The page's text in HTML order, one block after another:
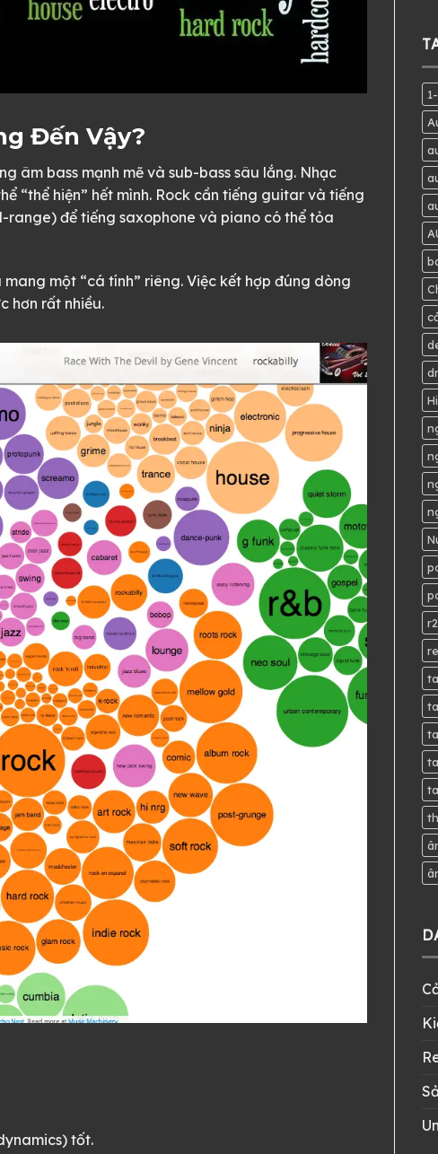
Đến Vậy?
âm bass mạnh mẽ và sub-bass sâu lắng. Nhạc
“thể hiện” hết mình. Rock cần tiếng guitar và tiếng
range) để tiếng saxophone và piano có thể tỏa
một “cá tính” riêng. Việc kết hợp đúng dòng
hơn rất nhiều.
tốt.